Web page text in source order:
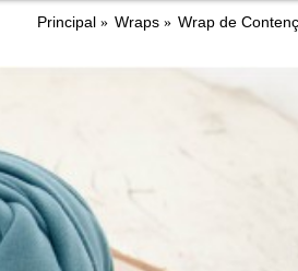
Principal Wraps Wrap de